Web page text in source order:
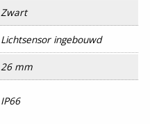
Zwart
Lichtsensor ingebouwd
26 mm
IP66